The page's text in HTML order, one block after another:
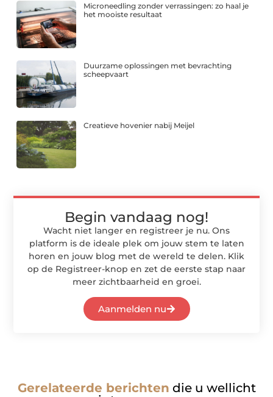
Microneedling zonder verrassingen: zo haal je
het mooiste resultaat
Duurzame oplossingen met bevrachting
scheepvaart
Creatieve hovenier nabij Meijel
Begin vandaag nog!
Wacht niet langer en registreer je nu. Ons
platform is de ideale plek om jouw stem te laten
horen en jouw blog met de wereld te delen. Klik
op de Registreer-knop en zet de eerste stap naar
meer zichtbaarheid en groei.
Aanmelden nu
Gerelateerde berichten die u wellicht